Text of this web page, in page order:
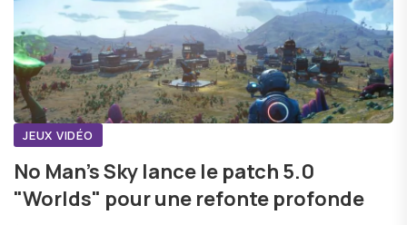
JEUX VIDÉO
No Man's Sky lance le patch 5.0
"Worlds" pour une refonte profonde